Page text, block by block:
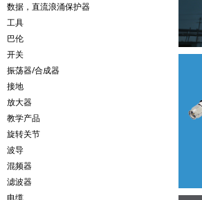
数据，直流浪涌保护器
工具
巴伦
开关
振荡器/合成器
接地
放大器
教学产品
旋转关节
波导
混频器
滤波器
电缆